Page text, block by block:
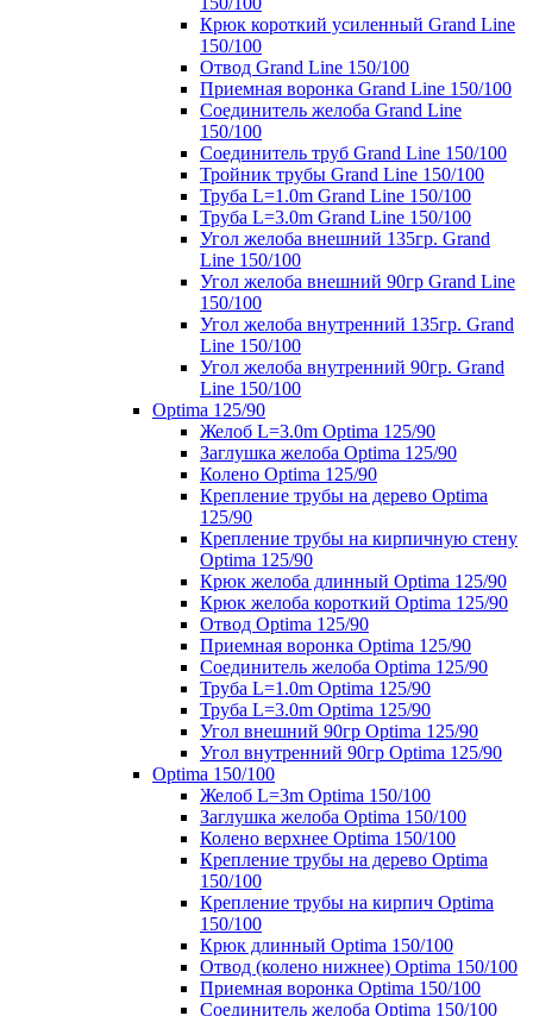
Крюк короткий усиленный Grand Line
150/100
Отвод Grand Line 150/100
Приемная воронка Grand Line 150/100
Соединитель желоба Grand Line
150/100
Соединитель труб Grand Line 150/100
Тройник трубы Grand Line 150/100
Труба L=1.0m Grand Line 150/100
Труба L=3.0m Grand Line 150/100
Угол желоба внешний 135гр. Grand
Line 150/100
Угол желоба внешний 90гр Grand Line
150/100
Угол желоба внутренний 135гр. Grand
Line 150/100
Угол желоба внутренний 90гр. Grand
Line 150/100
Optima 125/90
Желоб L=3.0m Optima 125/90
Заглушка желоба Optima 125/90
Колено Optima 125/90
Крепление трубы на дерево Optima
125/90
Крепление трубы на кирпичную стену
Optima 125/90
Крюк желоба длинный Optima 125/90
Крюк желоба короткий Optima 125/90
Отвод Optima 125/90
Приемная воронка Optima 125/90
Соединитель желоба Optima 125/90
Труба L=1.0m Optima 125/90
Труба L=3.0m Optima 125/90
Угол внешний 90гр Optima 125/90
Угол внутренний 90гр Optima 125/90
Optima 150/100
Желоб L=3m Optima 150/100
Заглушка желоба Optima 150/100
Колено верхнее Optima 150/100
Крепление трубы на дерево Optima
150/100
Крепление трубы на кирпич Optima
150/100
Крюк длинный Optima 150/100
Отвод (колено нижнее) Optima 150/100
Приемная воронка Optima 150/100
Соединитель желоба Optima 150/100